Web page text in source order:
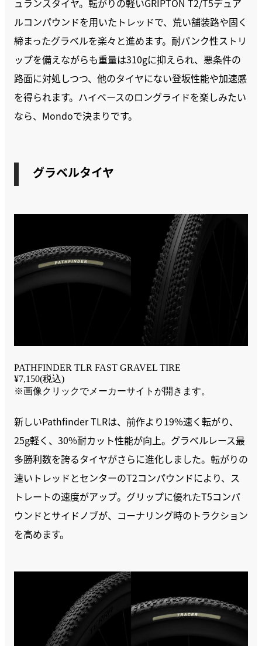
ュランスタイヤ。転がりの軽いGRIPTON T2/T5デュア
ルコンパウンドを用いたトレッドで、荒い舗装路や固く
締まったグラベルを楽々と進めます。耐パンク性ストリ
ップを備えながらも重量は310gに抑えられ、悪条件の
路面に対処しつつ、他のタイヤにない登坂性能や加速感
を得られます。ハイペースのロングライドを楽しみたい
なら、Mondoで決まりです。
グラベルタイヤ
PATHFINDER TLR FAST GRAVEL TIRE
¥7,150(税込)
※画像クリックでメーカーサイトが開きます。
新しいPathfinder TLRは、前作より19%速く転がり、
25g軽く、30%耐カット性能が向上。グラベルレース最
多勝利数を誇るタイヤがさらに進化しました。転がりの
速いトレッドとセンターのT2コンパウンドにより、ス
トレートの速度がアップ。グリップに優れたT5コンパ
ウンドとサイドノブが、コーナリング時のトラクション
を高めます。